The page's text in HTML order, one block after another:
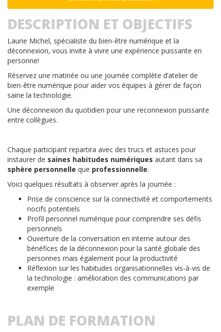
DESCRIPTION ET OBJECTIFS
Laurie Michel, spécialiste du bien-être numérique et la
déconnexion, vous invite à vivre une expérience puissante en
personne!
Réservez une matinée ou une journée complète d’atelier de
bien-être numérique pour aider vos équipes à gérer de façon
saine la technologie.
Une déconnexion du quotidien pour une reconnexion puissante
entre collègues.
Chaque participant repartira avec des trucs et astuces pour
instaurer de saines habitudes numériques autant dans sa
sphère personnelle que professionnelle.
Voici quelques résultats à observer après la journée :
Prise de conscience sur la connectivité et comportements
nocifs potentiels
Profil personnel numérique pour comprendre ses défis
personnels
Ouverture de la conversation en interne autour des
bénéfices de la déconnexion pour la santé globale des
personnes mais également pour la productivité
Réflexion sur les habitudes organisationnelles vis-à-vis de
la technologie : amélioration des communications par
exemple
PLAN DE FORMATION